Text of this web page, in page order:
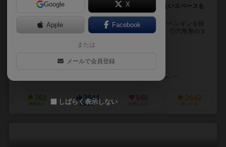
ライバルを狭い氷上に孤立させ、自分だけしか得られないスペースを
作り魚を大量に獲得しよう！
『それは俺の魚だ！』は、北極でお腹を空かせた可愛いペンギンを操
ってライバルよりもたくさんの魚を集めるゲームです。 ①六角形のタ
フランソワ・ブリュエル（François Bruel）
バンブス シュピーレ出版（Bambus Spieleverlag）
762
興味あり
3644
経験あり
545
お気に入り
2642
持ってる
Google X
Apple Facebook
または
メールで会員登録
しばらく表示しない